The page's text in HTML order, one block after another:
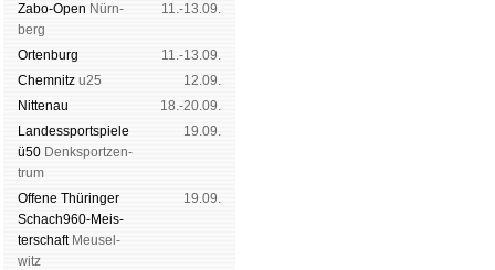
Zabo-Open Nürn­
berg
11.-13.09.
Orten­burg
11.-13.09.
Chem­nitz u25
12.09.
Nitte­nau
18.-20.09.
Landes­sport­spiele
ü50 Denk­sport­zen­
trum
19.09.
Offene Thü­rin­ger
Schach960-Meis­
ter­schaftMeu­sel­
witz
19.09.